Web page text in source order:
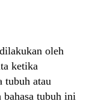
oleh
ketika
tubuh atau
tubuh ini